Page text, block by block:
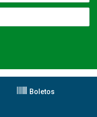
Boletos